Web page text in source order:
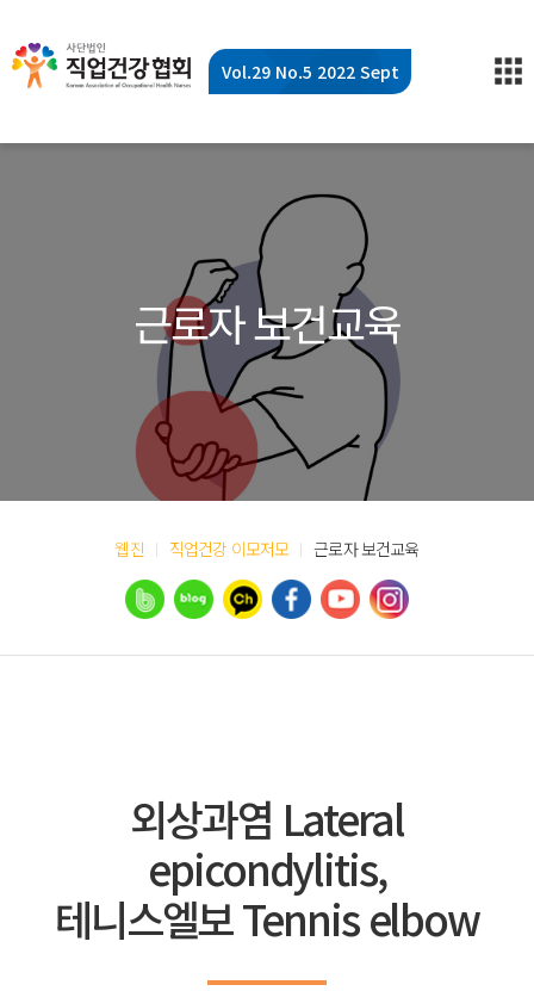
Vol.29 No.5 2022 Sept
근로자 보건교육
웹진 직업건강 이모저모 근로자 보건교육
외상과염 Lateral
epicondylitis,
테니스엘보 Tennis elbow